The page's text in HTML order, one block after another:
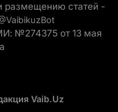
размещению статей -
№274375 от 13 мая
Vaib.uz